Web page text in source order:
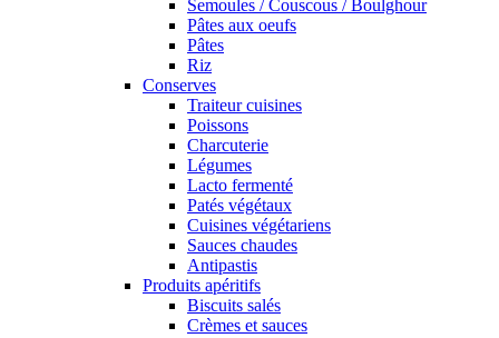
Semoules / Couscous / Boulghour
Pâtes aux oeufs
Pâtes
Riz
Conserves
Traiteur cuisines
Poissons
Charcuterie
Légumes
Lacto fermenté
Patés végétaux
Cuisines végétariens
Sauces chaudes
Antipastis
Produits apéritifs
Biscuits salés
Crèmes et sauces